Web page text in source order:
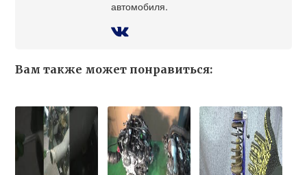
автомобиля.
Вам также может понравиться: